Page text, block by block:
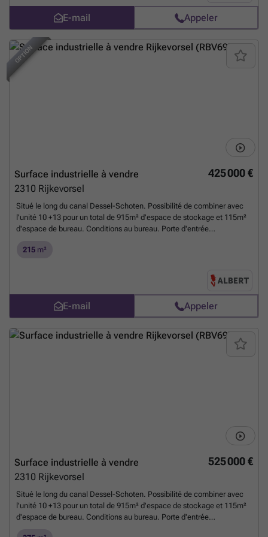
E-mail Appeler
OPTION
425 000 €
Surface industrielle à vendre
2310 Rijkevorsel
Situé le long du canal Dessel-Schoten. Possibilité de combiner avec
l'unité 10 +13 pour un total de 915m² d'espace de stockage et 115m²
d'espace de bureau. Conditions au bureau. Porte d'entrée
plafond : 7,00m pour les unités 8 et 10. 8,00m pour l'unité 13. Largeur
coupe-feu entre les entrepôts - Trappes de fumée disponibles -
Verrière au centre des toits - 2 places de parking incluses - Places de
parking supplémentaires disponibles à la location si désiré.En savoir
215 m²
E-mail Appeler
525 000 €
Surface industrielle à vendre
2310 Rijkevorsel
Situé le long du canal Dessel-Schoten. Possibilité de combiner avec
l'unité 10 +13 pour un total de 915m² d'espace de stockage et 115m²
d'espace de bureau. Conditions au bureau. Porte d'entrée